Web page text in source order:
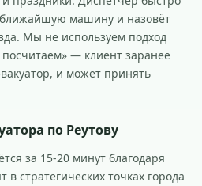
машину и назовёт
Мы не используем подход
— клиент заранее
и может принять
по Реутову
за 15-20 минут благодаря
стратегических точках города